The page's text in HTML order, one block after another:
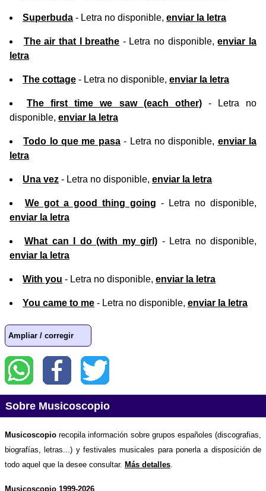
Superbuda - Letra no disponible, enviar la letra
The air that I breathe - Letra no disponible,enviar la
letra
The cottage - Letra no disponible, enviar la letra
The first time we saw (each other)- Letra no
disponible, enviar la letra
Todo lo que me pasa- Letra no disponible, enviar la
letra
Una vez - Letra no disponible, enviar la letra
We got a good thing going - Letra no disponible,
enviar la letra
What can I do (with my girl) - Letra no disponible,
enviar la letra
With you - Letra no disponible, enviar la letra
You came to me - Letra no disponible, enviar la letra
Ampliar / corregir
Sobre Musicoscopio
Musicoscopio recopila información sobre grupos españoles (discografias,
biografías, letras...) y festivales musicales para ponerla a disposición de
todo aquel que la desee consultar. Más detalles.
Musicoscopio 1999-2026